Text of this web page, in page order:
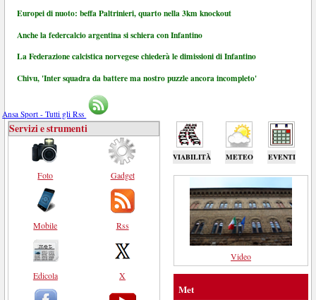
Europei di nuoto: beffa Paltrinieri, quarto nella 3km knockout
Anche la federcalcio argentina si schiera con Infantino
La Federazione calcistica norvegese chiederà le dimissioni di Infantino
Chivu, 'Inter squadra da battere ma nostro puzzle ancora incompleto'
Ansa Sport - Tutti gli Rss
VIABILITÀ METEO EVENTI
Servizi e strumenti
Foto
Mobile
Edicola
Gadget
Rss
X
Video
Met